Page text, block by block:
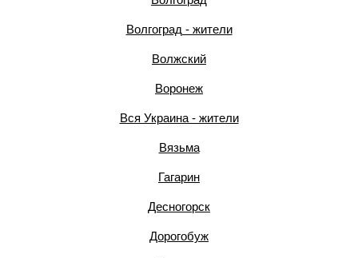
Волгоград - жители
Волжский
Воронеж
Вся Украина - жители
Вязьма
Гагарин
Десногорск
Дорогобуж